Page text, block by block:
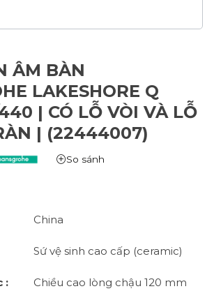
ÂM BÀN
LAKESHORE Q
| CÓ LỖ VÒI VÀ LỖ
| (22444007)
So sánh
China
Sứ vệ sinh cao cấp (ceramic)
: Chiều cao lòng chậu 120 mm